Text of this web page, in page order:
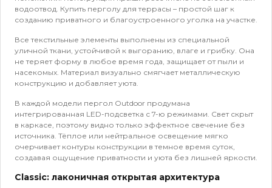
водоотвод. Купить перголу для террасы – простой шаг к
созданию приватного и благоустроенного уголка на участке.
Все текстильные элементы выполнены из специальной
уличной ткани, устойчивой к выгоранию, влаге и грибку. Она
не теряет форму в любое время года, защищает от пыли и
насекомых. Материал визуально смягчает металлическую
конструкцию и добавляет уюта.
В каждой модели пергол Outdoor продумана
интегрированная LED-подсветка с 7-ю режимами. Свет скрыт
в каркасе, поэтому видно только эффектное свечение без
источника. Тёплое или нейтральное освещение мягко
очерчивает контуры конструкции в темное время суток,
создавая ощущение приватности и уюта без лишней яркости.
Classic: лаконичная открытая архитектура